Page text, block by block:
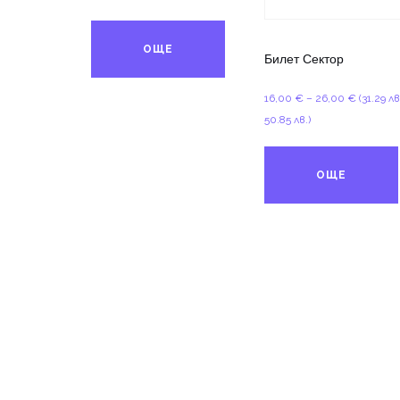
ОЩЕ
Билет Сектор
16,00 € – 26,00 €Price
(31.29
50.85 лв.)
ОЩЕ